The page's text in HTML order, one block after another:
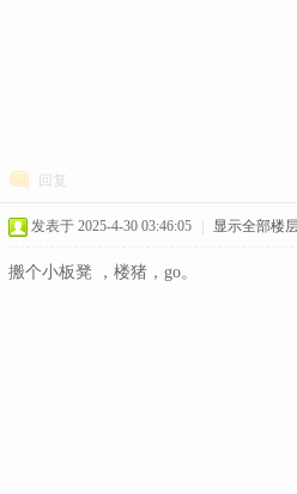
回复
发表于 2025-4-30 03:46:05 显示全部楼
搬个小板凳 ，楼猪，go。